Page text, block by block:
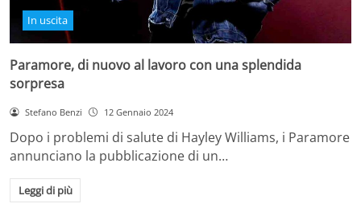
In uscita
Paramore, di nuovo al lavoro con una splendida
sorpresa
Stefano Benzi 12 Gennaio 2024
Dopo i problemi di salute di Hayley Williams, i Paramore
annunciano la pubblicazione di un…
Leggi di più